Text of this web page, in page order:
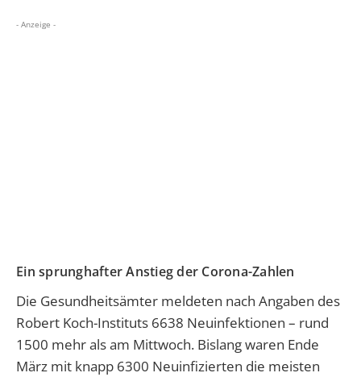
- Anzeige -
Ein sprunghafter Anstieg der Corona-Zahlen
Die Gesundheitsämter meldeten nach Angaben des
Robert Koch-Instituts 6638 Neuinfektionen – rund
1500 mehr als am Mittwoch. Bislang waren Ende
März mit knapp 6300 Neuinfizierten die meisten